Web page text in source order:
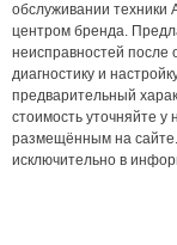
обслуживании
центром бренда.
неисправностей после
диагностику и
предварительный
стоимость уточняйте
размещённым на
исключительно в